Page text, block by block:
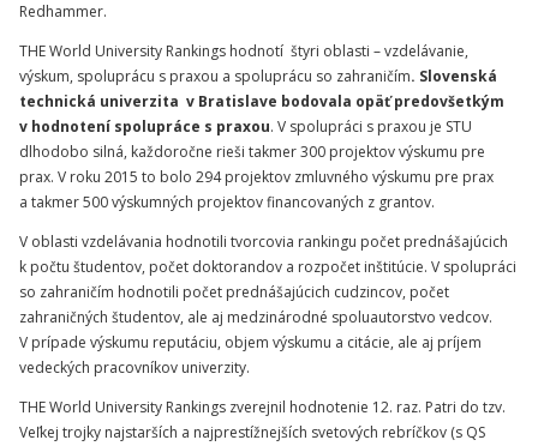
Redhammer.
THE World University Rankings hodnotí štyri oblasti – vzdelávanie,
výskum, spoluprácu s praxou a spoluprácu so zahraničím. Slovenská
technická univerzita v Bratislave bodovala opäť predovšetkým
v hodnotení spolupráce s praxou. V spolupráci s praxou je STU
dlhodobo silná, každoročne rieši takmer 300 projektov výskumu pre
prax. V roku 2015 to bolo 294 projektov zmluvného výskumu pre prax
a takmer 500 výskumných projektov financovaných z grantov.
V oblasti vzdelávania hodnotili tvorcovia rankingu počet prednášajúcich
k počtu študentov, počet doktorandov a rozpočet inštitúcie. V spolupráci
so zahraničím hodnotili počet prednášajúcich cudzincov, počet
zahraničných študentov, ale aj medzinárodné spoluautorstvo vedcov.
V prípade výskumu reputáciu, objem výskumu a citácie, ale aj príjem
vedeckých pracovníkov univerzity.
THE World University Rankings zverejnil hodnotenie 12. raz. Patri do tzv.
Veľkej trojky najstarších a najprestížnejších svetových rebríčkov (s QS